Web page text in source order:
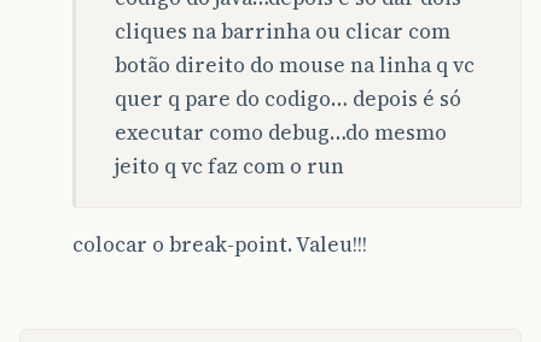
cliques na barrinha ou clicar com
botão direito do mouse na linha q vc
quer q pare do codigo… depois é só
executar como debug…do mesmo
jeito q vc faz com o run
colocar o break-point. Valeu!!!